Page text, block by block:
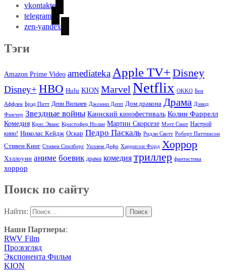
vkontakte
telegram
zen-yandex
Тэги
Amazon Prime Video amediateka Apple TV+ Disney
Disney+ HBO Hulu KION Marvel Netflix OKKO Бен
Аффлек Брэд Питт Дени Вильнев Джонни Депп Дом дракона Драма Дэвид
Финчер Звездные войны Каннский кинофестиваль Колин Фаррелл
Комедия Крис Эванс Кристофер Нолан Мартин Скорсезе Мэтт Смит Настрой
кино! Николас Кейдж Оскар Педро Паскаль Ридли Скотт Роберт Паттинсон
Стивен Кинг Стивен Спилберг Уиллем Дефо Харрисон Форд Хоррор
Хэллоуин аниме боевик драма комедия триллер фантастика
хоррор
Поиск по сайту
Найти:
Наши Партнеры:
RWV Film
Про:взгляд
Экспонента Фильм
KION